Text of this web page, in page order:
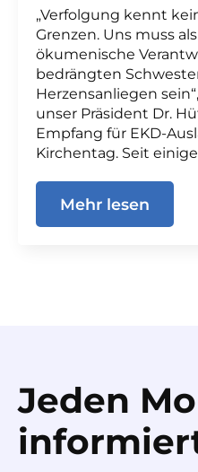
„Verfolgung kennt
Grenzen. Uns muss
ökumenische
bedrängten
Herzensanliegen
unser Präsident Dr.
Empfang für EKD-
Kirchentag. Seit
Mehr lesen
Jeden